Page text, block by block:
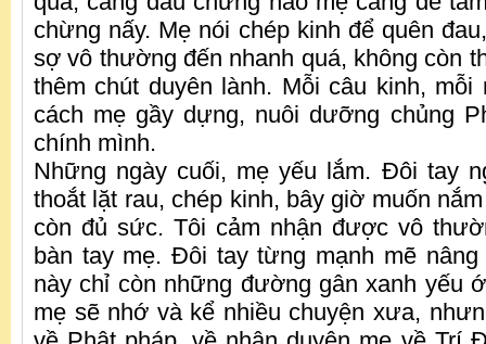
chừng nấy. Mẹ nói chép kinh để quên
sợ vô thường đến nhanh quá, không còn
thêm chút duyên lành. Mỗi câu kinh,
cách mẹ gầy dựng, nuôi dưỡng chủng
chính mình.
Những ngày cuối, mẹ yếu lắm. Đôi tay
thoắt lặt rau, chép kinh, bây giờ muốn
còn đủ sức. Tôi cảm nhận được vô
bàn tay mẹ. Đôi tay từng mạnh mẽ
này chỉ còn những đường gân xanh yếu
mẹ sẽ nhớ và kể nhiều chuyện xưa,